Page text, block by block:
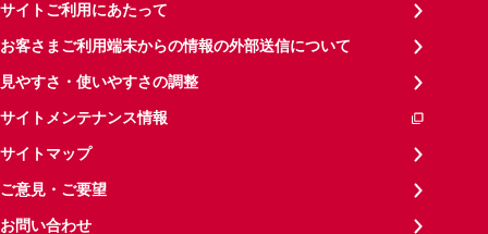
サイトご利用にあたって
お客さまご利用端末からの情報の外部送信について
見やすさ・使いやすさの調整
サイトメンテナンス情報
サイトマップ
ご意見・ご要望
お問い合わせ